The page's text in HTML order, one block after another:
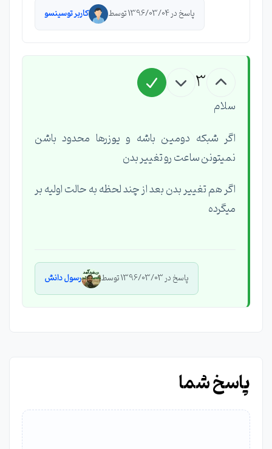
پاسخ در 1396/03/04 توسط کاربر توسینسو
3
سلام
اگر شبکه دومین باشه و یوزرها محدود باشن
نمیتونن ساعت رو تغییر بدن
اگر هم تغییر بدن بعد از چند لحظه به حالت اولیه بر
میگرده
پاسخ در 1396/03/03 توسط رسول دانش
پاسخ شما